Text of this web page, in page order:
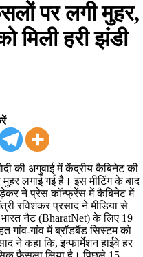
पर लगी मुहर,
मिली हरी झंडी
की अगुवाई में केंद्रीय कैबिनेट की
लगाई गई है। इस मीटिंग के बाद
ने प्रेस कॉन्फ्रेंस में कैबिनेट में
रविशंकर प्रसाद ने मीडिया से
नैट (BharatNet) के लिए 19
गांव-गांव में ब्रॉडबैंड सिस्टम को
ने कहा कि, इन्फार्मेशन हाईवे हर